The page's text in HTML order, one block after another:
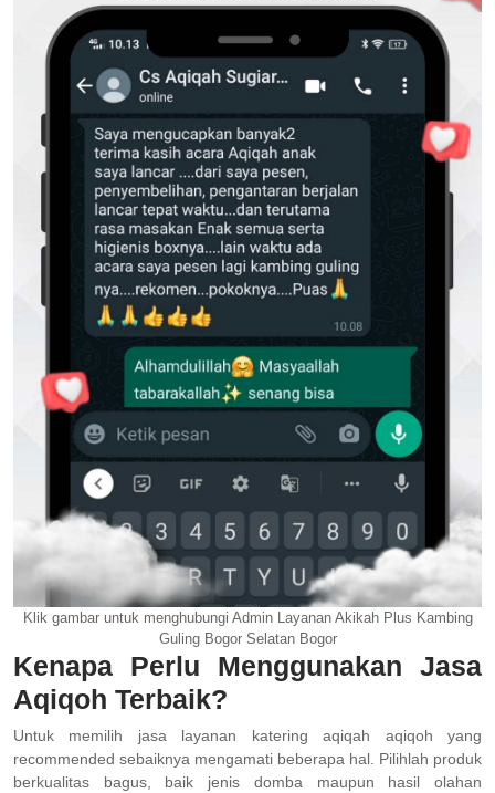
Klik gambar untuk menghubungi Admin Layanan Akikah Plus Kambing
Guling Bogor Selatan Bogor
Kenapa Perlu Menggunakan Jasa
Aqiqoh Terbaik?
Untuk memilih jasa layanan katering aqiqah aqiqoh yang
recommended sebaiknya mengamati beberapa hal. Pilihlah produk
berkualitas bagus, baik jenis domba maupun hasil olahan